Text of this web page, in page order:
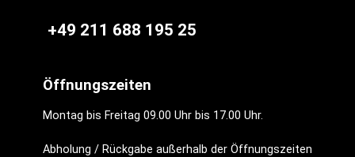
+49 211 688 195 25
Öffnungszeiten
Montag bis Freitag 09.00 Uhr bis 17.00 Uhr.
Abholung / Rückgabe außerhalb der Öffnungszeiten